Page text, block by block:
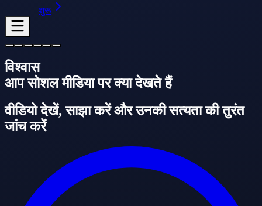
शुरू
विश्वास
आप सोशल मीडिया पर क्या देखते हैं
वीडियो देखें, साझा करें और उनकी सत्यता की तुरंत
जांच करें